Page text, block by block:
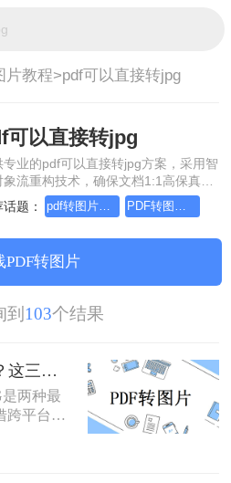
片教程>pdf可以直接转jpg
可以直接转jpg
专业的pdf可以直接转jpg方案，采用智
象流重构技术，确保文档1:1高保真还
排版不乱码。支持一键批量处理，全
SSL 加密保障隐私安全。助您快速实
题： pdf转图片怎么转，这个方法简单又方便 PDF转图片怎么转的清晰，这个方法简单又方便
PDF转图片
到 103个结果
pdf怎么转换成jpg图片？这三种方法简单又实用！
两种最
跨平台兼
用于合
传输；而